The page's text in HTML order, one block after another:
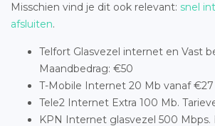
Misschien vind je dit ook relevant: snel
afsluiten.
Telfort Glasvezel internet en Vast
Maandbedrag: €50
T-Mobile Internet 20 Mb vanaf €27
Tele2 Internet Extra 100 Mb.
KPN Internet glasvezel 500 Mbps.